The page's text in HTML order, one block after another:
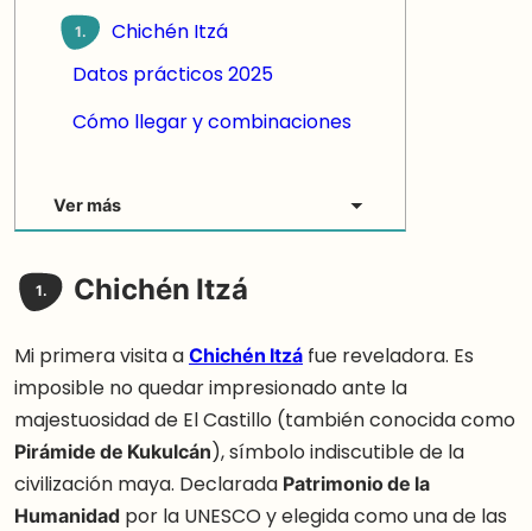
1.
Chichén Itzá
Datos prácticos 2025
Cómo llegar y combinaciones
Ver más
1. Chichén Itzá
Mi primera visita aChichén Itzá fue reveladora. Es
imposible no quedar impresionado ante la
majestuosidad de El Castillo (también conocida como
Pirámide de Kukulcán), símbolo indiscutible de la
civilización maya. Declarada Patrimonio de la
Humanidad por la UNESCO y elegida como una de las